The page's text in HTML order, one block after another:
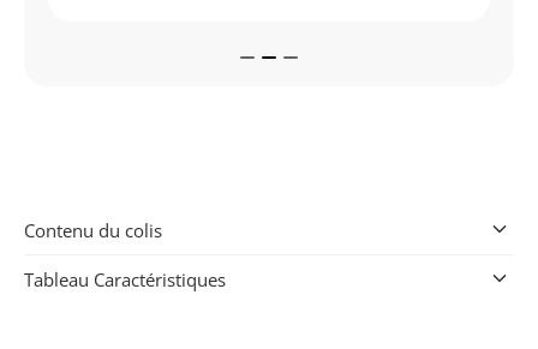
Contenu du colis keyboard_arrow_down
Tableau Caractéristiques keyboard_arrow_down